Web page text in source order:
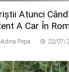
Atunci
A Car În
Adina Popa 22/07/